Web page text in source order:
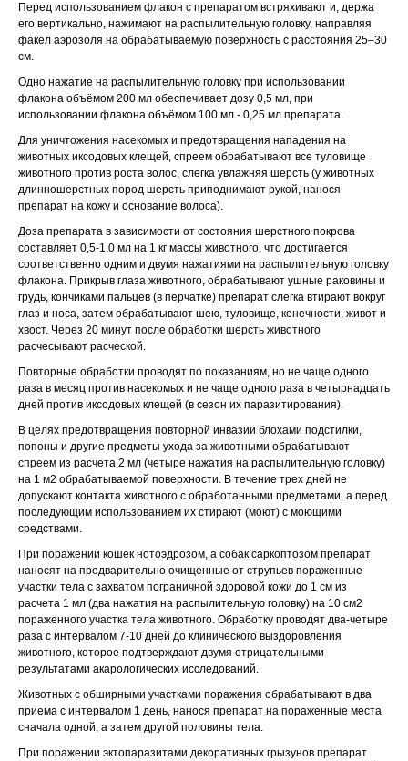
Перед использованием флакон с препаратом встряхивают и, держа
его вертикально, нажимают на распылительную головку, направляя
факел аэрозоля на обрабатываемую поверхность с расстояния 25–30
см.
Одно нажатие на распылительную головку при использовании
флакона объёмом 200 мл обеспечивает дозу 0,5 мл, при
использовании флакона объёмом 100 мл - 0,25 мл препарата.
Для уничтожения насекомых и предотвращения нападения на
животных иксодовых клещей, спреем обрабатывают все туловище
животного против роста волос, слегка увлажняя шерсть (у животных
длинношерстных пород шерсть приподнимают рукой, нанося
препарат на кожу и основание волоса).
Доза препарата в зависимости от состояния шерстного покрова
составляет 0,5-1,0 мл на 1 кг массы животного, что достигается
соответственно одним и двумя нажатиями на распылительную головку
флакона. Прикрыв глаза животного, обрабатывают ушные раковины и
грудь, кончиками пальцев (в перчатке) препарат слегка втирают вокруг
глаз и носа, затем обрабатывают шею, туловище, конечности, живот и
хвост. Через 20 минут после обработки шерсть животного
расчесывают расческой.
Повторные обработки проводят по показаниям, но не чаще одного
раза в месяц против насекомых и не чаще одного раза в четырнадцать
дней против иксодовых клещей (в сезон их паразитирования).
В целях предотвращения повторной инвазии блохами подстилки,
попоны и другие предметы ухода за животными обрабатывают
спреем из расчета 2 мл (четыре нажатия на распылительную головку)
на 1 м2 обрабатываемой поверхности. В течение трех дней не
допускают контакта животного с обработанными предметами, а перед
последующим использованием их стирают (моют) с моющими
средствами.
При поражении кошек нотоэдрозом, а собак саркоптозом препарат
наносят на предварительно очищенные от струпьев пораженные
участки тела с захватом пограничной здоровой кожи до 1 см из
расчета 1 мл (два нажатия на распылительную головку) на 10 см2
пораженного участка тела животного. Обработку проводят два-четыре
раза с интервалом 7-10 дней до клинического выздоровления
животного, которое подтверждают двумя отрицательными
результатами акарологических исследований.
Животных с обширными участками поражения обрабатывают в два
приема с интервалом 1 день, нанося препарат на пораженные места
сначала одной, а затем другой половины тела.
При поражении эктопаразитами декоративных грызунов препарат
© 2015—2026 ООО «Сытая Морда»
Данный сайт носит информационный характер и
не является публичной офертой.
Согласие на обработку перс. данных
+7 (3452) 57-54-36Заказать звонок
Заполнить анкету
Правила оказания ветеринарной помощи
Реквизиты